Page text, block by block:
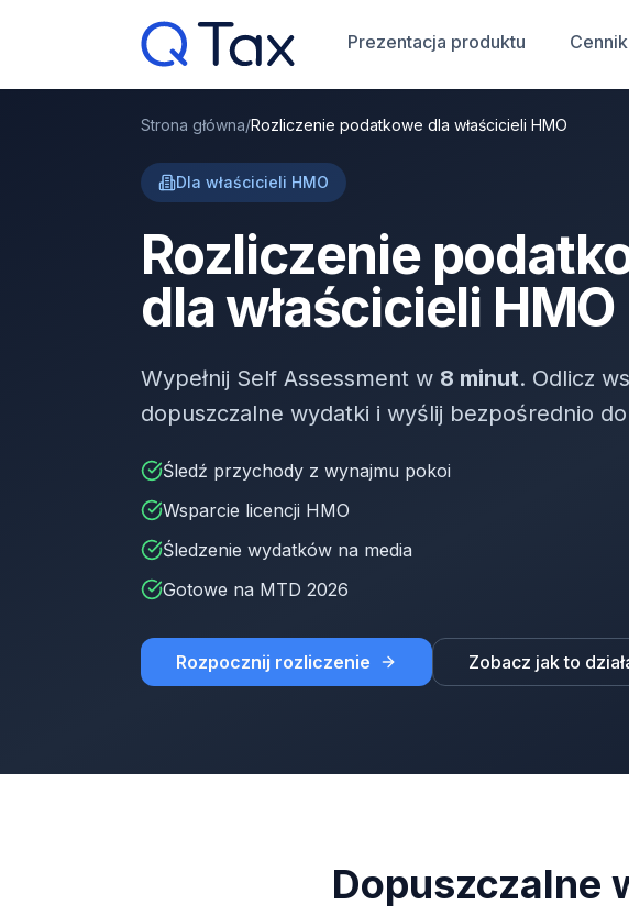
Prezentacja produktu Cennik
Strona główna/Rozliczenie podatkowe dla właścicieli HMO
Dla właścicieli HMO
Rozliczenie
dla właścicieli HMO
Wypełnij Self Assessment w 8 minut. Odlicz
dopuszczalne wydatki i wyślij bezpośrednio
Śledź przychody z wynajmu pokoi
Wsparcie licencji HMO
Śledzenie wydatków na media
Gotowe na MTD 2026
Rozpocznij rozliczenie Zobacz jak to
Dopuszczalne